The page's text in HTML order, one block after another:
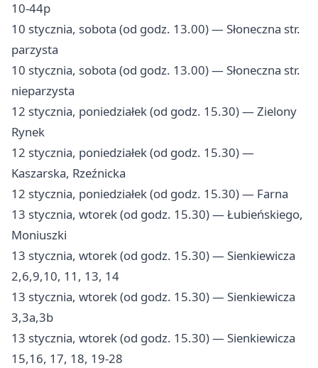
10-44p
10 stycznia, sobota (od godz. 13.00) — Słoneczna str.
parzysta
10 stycznia, sobota (od godz. 13.00) — Słoneczna str.
nieparzysta
12 stycznia, poniedziałek (od godz. 15.30) — Zielony
Rynek
12 stycznia, poniedziałek (od godz. 15.30) —
Kaszarska, Rzeźnicka
12 stycznia, poniedziałek (od godz. 15.30) — Farna
13 stycznia, wtorek (od godz. 15.30) — Łubieńskiego,
Moniuszki
13 stycznia, wtorek (od godz. 15.30) — Sienkiewicza
2,6,9,10, 11, 13, 14
13 stycznia, wtorek (od godz. 15.30) — Sienkiewicza
3,3a,3b
13 stycznia, wtorek (od godz. 15.30) — Sienkiewicza
15,16, 17, 18, 19-28